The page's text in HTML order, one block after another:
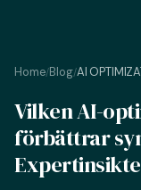
Home/Blog/AI
Vilken AI-
förbättrar
Svenska